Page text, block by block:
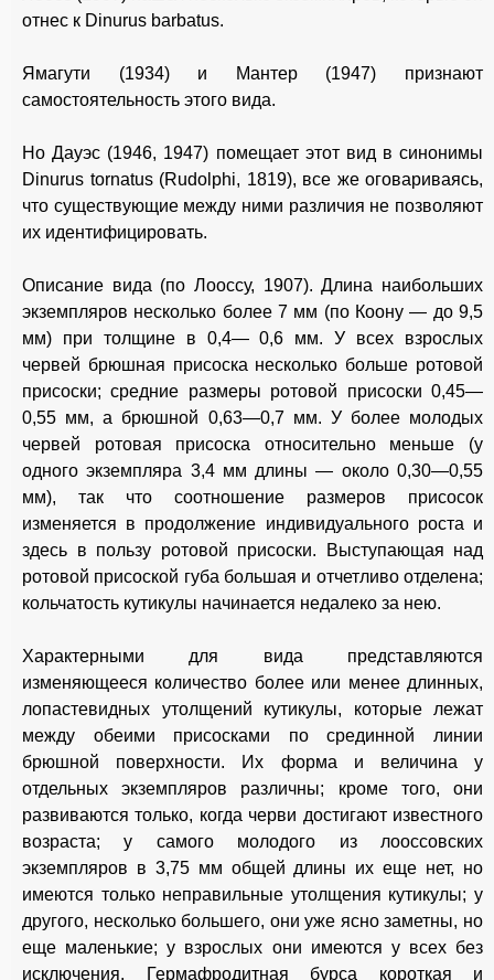
отнес к Dinurus barbatus.
Ямагути (1934) и Мантер (1947) признают
самостоятельность этого вида.
Но Дауэс (1946, 1947) помещает этот вид в синонимы
Dinurus tornatus (Rudolphi, 1819), все же оговариваясь,
что существующие между ними различия не позволяют
их идентифицировать.
Описание вида (по Лооссу, 1907). Длина наибольших
экземпляров несколько более 7 мм (по Коону — до 9,5
мм) при толщине в 0,4— 0,6 мм. У всех взрослых
червей брюшная присоска несколько больше ротовой
присоски; средние размеры ротовой присоски 0,45—
0,55 мм, а брюшной 0,63—0,7 мм. У более молодых
червей ротовая присоска относительно меньше (у
одного экземпляра 3,4 мм длины — около 0,30—0,55
мм), так что соотношение размеров присосок
изменяется в продолжение индивидуального роста и
здесь в пользу ротовой присоски. Выступающая над
ротовой присоской губа большая и отчетливо отделена;
кольчатость кутикулы начинается недалеко за нею.
Характерными для вида представляются
изменяющееся количество более или менее длинных,
лопастевидных утолщений кутикулы, которые лежат
между обеими присосками по срединной линии
брюшной поверхности. Их форма и величина у
отдельных экземпляров различны; кроме того, они
развиваются только, когда черви достигают известного
возраста; у самого молодого из лооссовских
экземпляров в 3,75 мм общей длины их еще нет, но
имеются только неправильные утолщения кутикулы; у
другого, несколько большего, они уже ясно заметны, но
еще маленькие; у взрослых они имеются у всех без
исключения. Гермафродитная бурса короткая и